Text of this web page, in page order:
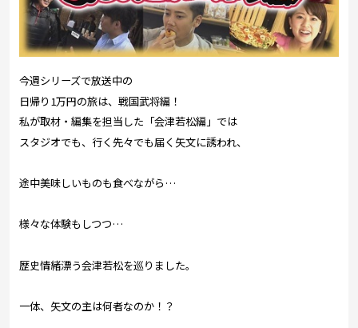
今週シリーズで放送中の
日帰り1万円の旅は、戦国武将編！
私が取材・編集を担当した「会津若松編」では
スタジオでも、行く先々でも届く矢文に誘われ、
途中美味しいものも食べながら…
様々な体験もしつつ…
歴史情緒漂う会津若松を巡りました。
一体、矢文の主は何者なのか！？